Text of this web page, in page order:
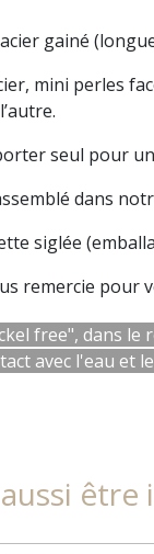
acier
mini perles
seul pour
dans
siglée
remercie pour
free", dans le
avec l'eau et
être